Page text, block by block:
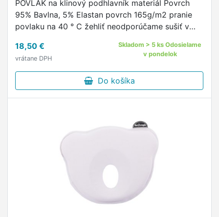
POVLAK na klinový podhlavník materiál Povrch
95% Bavlna, 5% Elastan povrch 165g/m2 pranie
povlaku na 40 ° C žehliť neodporúčame sušiť v
náhradný povlak na klinový …
18,50 €
vrátane DPH
Skladom > 5 ks Odosielame
v pondelok
Do košíka